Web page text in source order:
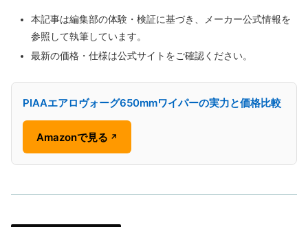
本記事は編集部の体験・検証に基づき、メーカー公式情報を
参照して執筆しています。
最新の価格・仕様は公式サイトをご確認ください。
PIAAエアロヴォーグ650mmワイパーの実力と価格比較
Amazonで見る ↗